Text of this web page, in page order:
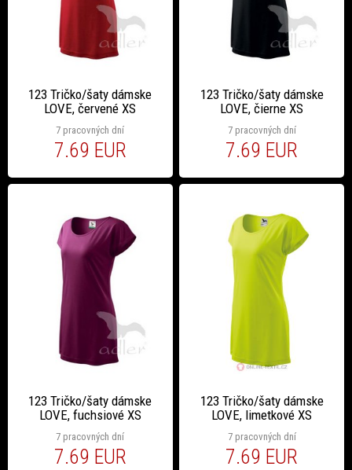
123 Tričko/šaty dámske
LOVE, červené XS
7 pracovných dní
7.69 EUR
123 Tričko/šaty dámske
LOVE, čierne XS
7 pracovných dní
7.69 EUR
123 Tričko/šaty dámske
LOVE, fuchsiové XS
7 pracovných dní
7.69 EUR
123 Tričko/šaty dámske
LOVE, limetkové XS
7 pracovných dní
7.69 EUR